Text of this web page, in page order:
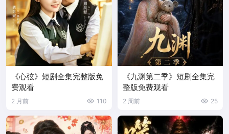
《心弦》短剧全集完整版免
费观看
2 月前 110
《九渊第二季》短剧全集完
整版免费观看
2 周前 25